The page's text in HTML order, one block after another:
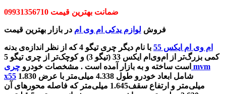
ضمانت بهترین قیمت 09931356710
فروش لوازم یدکی ام وی ام در بازار بهترین قیمت
ام وی ام ایکس 55
با نام دیگر چری تیگو 4 که از نظر اندازه‌ی بدنه
کمی بزرگ‌تر از ام‌وی‌ام ایکس 33 (تیگو 3) و کوچک‌تر از چری تیگو 5
است ساخته و به بازار آمده است . مشخصات خودرو چری mvm
x55
میلی‌متر و ارتفاع سقف1.645 میلی‌متر که فاصله محورهای آن